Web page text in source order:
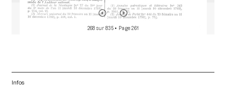
268 sur 835 • Page 261
Infos